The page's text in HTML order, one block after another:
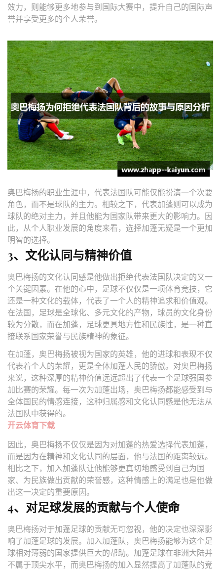
效力，则能够更多地参与到国际大赛中，提升自己的国际声
誉并享受更多的个人荣誉。
奥巴梅扬的职业生涯中，代表法国队可能仅能扮演一个次要
角色，而不是球队的主力。相较之下，代表加蓬则可以成为
球队的绝对主力，并且他能为国家队带来更大的影响力。因
此，从个人职业发展的角度来看，选择加蓬无疑是一个更加
明智的选择。
3、文化认同与精神价值
奥巴梅扬的文化认同感是他做出拒绝代表法国队决定的又一
个关键因素。在他的心中，足球不仅仅是一项体育竞技，它
还是一种文化的载体，代表了一个人的精神追求和价值观。
在法国，足球是全球化、多元文化的产物，球员的文化身份
较为分散，而在加蓬，足球更具地方性和民族性，是一种直
接联系国家荣誉与民族精神的象征。
在加蓬，奥巴梅扬被视为国家的英雄，他的进球和表现不仅
代表着个人的荣耀，更是全体加蓬人民的骄傲。对奥巴梅扬
来说，这种深厚的精神价值远远超出了代表一个足球强国参
加比赛的荣耀。每一次为加蓬出场，奥巴梅扬都能感受到与
全体国民的情感连接，这种归属感和文化认同感是他无法从
法国队中获得的。
开云体育下载
因此，奥巴梅扬不仅仅是因为对加蓬的热爱选择代表加蓬，
而是因为在精神和文化认同的层面，他与法国的距离较远。
相比之下，加入加蓬队让他能够更真切地感受到自己为国
家、为民族做出贡献的荣誉感，这种情感上的满足也是他做
出这一决定的重要原因。
4、对足球发展的贡献与个人使命
奥巴梅扬对于加蓬足球的贡献无可忽视，他的决定也深深影
响了加蓬足球的发展。加入加蓬队，奥巴梅扬能够为这个足
球相对薄弱的国家提供巨大的帮助。加蓬足球在非洲大陆并
不属于顶尖水平，而奥巴梅扬的加入显然提高了加蓬队的竞